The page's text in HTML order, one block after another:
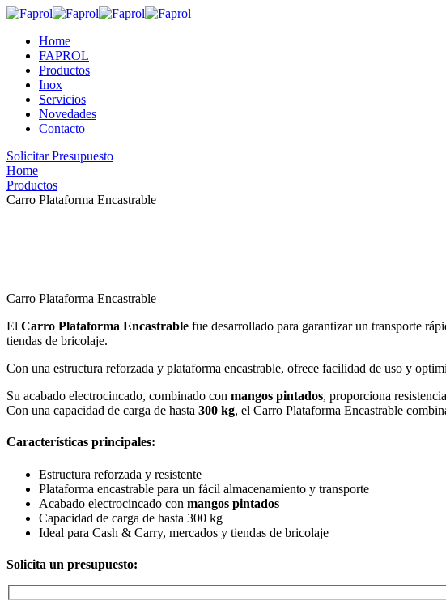
Home
FAPROL
Productos
Inox
Servicios
Novedades
Contacto
Solicitar Presupuesto
Home
Productos
Carro Plataforma Encastrable
Carro Plataforma Encastrable
El Carro Plataforma Encastrable fue desarrollado para garantizar un transporte
tiendas de bricolaje.
Con una estructura reforzada y plataforma encastrable, ofrece facilidad de uso y
Su acabado electrocincado, combinado con mangos pintados, proporciona
Con una capacidad de carga de hasta 300 kg, el Carro Plataforma Encastrable
Características principales:
Estructura reforzada y resistente
Plataforma encastrable para un fácil almacenamiento y transporte
Acabado electrocincado con mangos pintados
Capacidad de carga de hasta 300 kg
Ideal para Cash & Carry, mercados y tiendas de bricolaje
Solicita un presupuesto: